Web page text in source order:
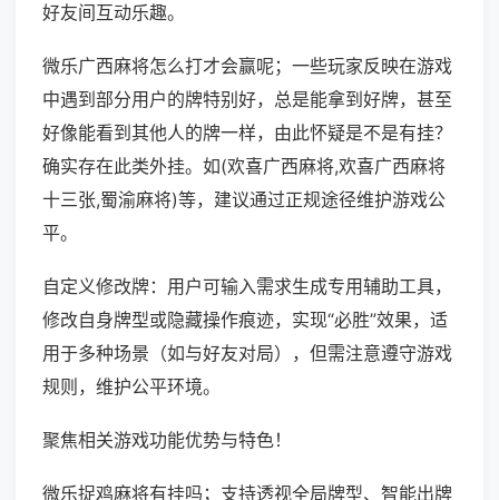
好友间互动乐趣。
微乐广西麻将怎么打才会赢呢；一些玩家反映在游戏
中遇到部分用户的牌特别好，总是能拿到好牌，甚至
好像能看到其他人的牌一样，由此怀疑是不是有挂？
确实存在此类外挂。如(欢喜广西麻将,欢喜广西麻将
十三张,蜀渝麻将)等，建议通过正规途径维护游戏公
平。
自定义修改牌：用户可输入需求生成专用辅助工具，
修改自身牌型或隐藏操作痕迹，实现“必胜”效果，适
用于多种场景（如与好友对局），但需注意遵守游戏
规则，维护公平环境。
聚焦相关游戏功能优势与特色！
微乐捉鸡麻将有挂吗；支持透视全局牌型、智能出牌